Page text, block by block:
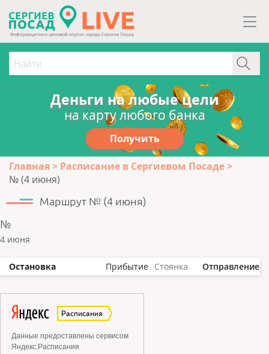
Деньги на любые цели
на карту любого банка
Получить
Главная
Расписание в Сергиевом Посаде
№ (4 июня)
Маршрут № (4 июня)
№
4 июня
Остановка Прибытие Стоянка Отправление